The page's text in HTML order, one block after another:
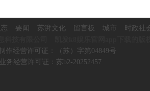
要闻 苏湃文化 留言板 城市 时政社
作经营许可证：（苏）字第04849号
务经营许可证：苏b2-20252457